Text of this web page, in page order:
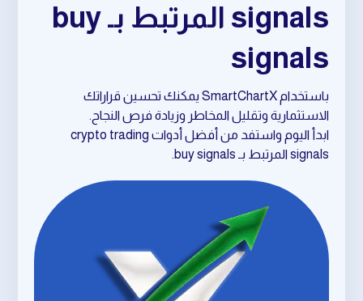
signals المرتبط بـ buy
signals
باستخدام SmartChartX يمكنك تحسين قراراتك
الاستثمارية وتقليل المخاطر وزيادة فرص النجاح.
ابدأ اليوم واستفد من أفضل أدوات crypto trading
signals المرتبط بـ buy signals.